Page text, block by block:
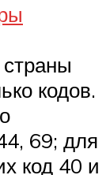
кодов.
69; для
код 40 и